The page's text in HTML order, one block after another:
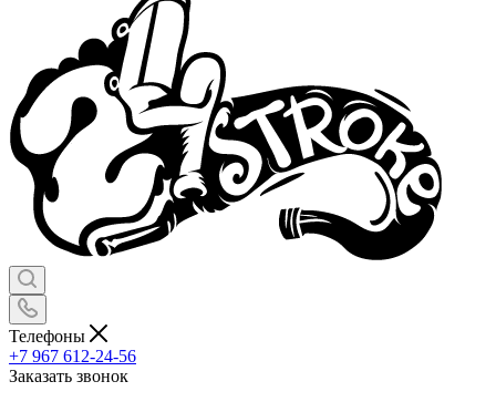
Телефоны
+7 967 612-24-56
Заказать звонок